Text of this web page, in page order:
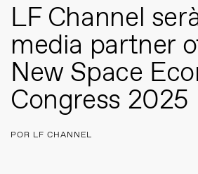
LF Channel
media partner
New Space
Congress 2025
POR LF CHANNEL